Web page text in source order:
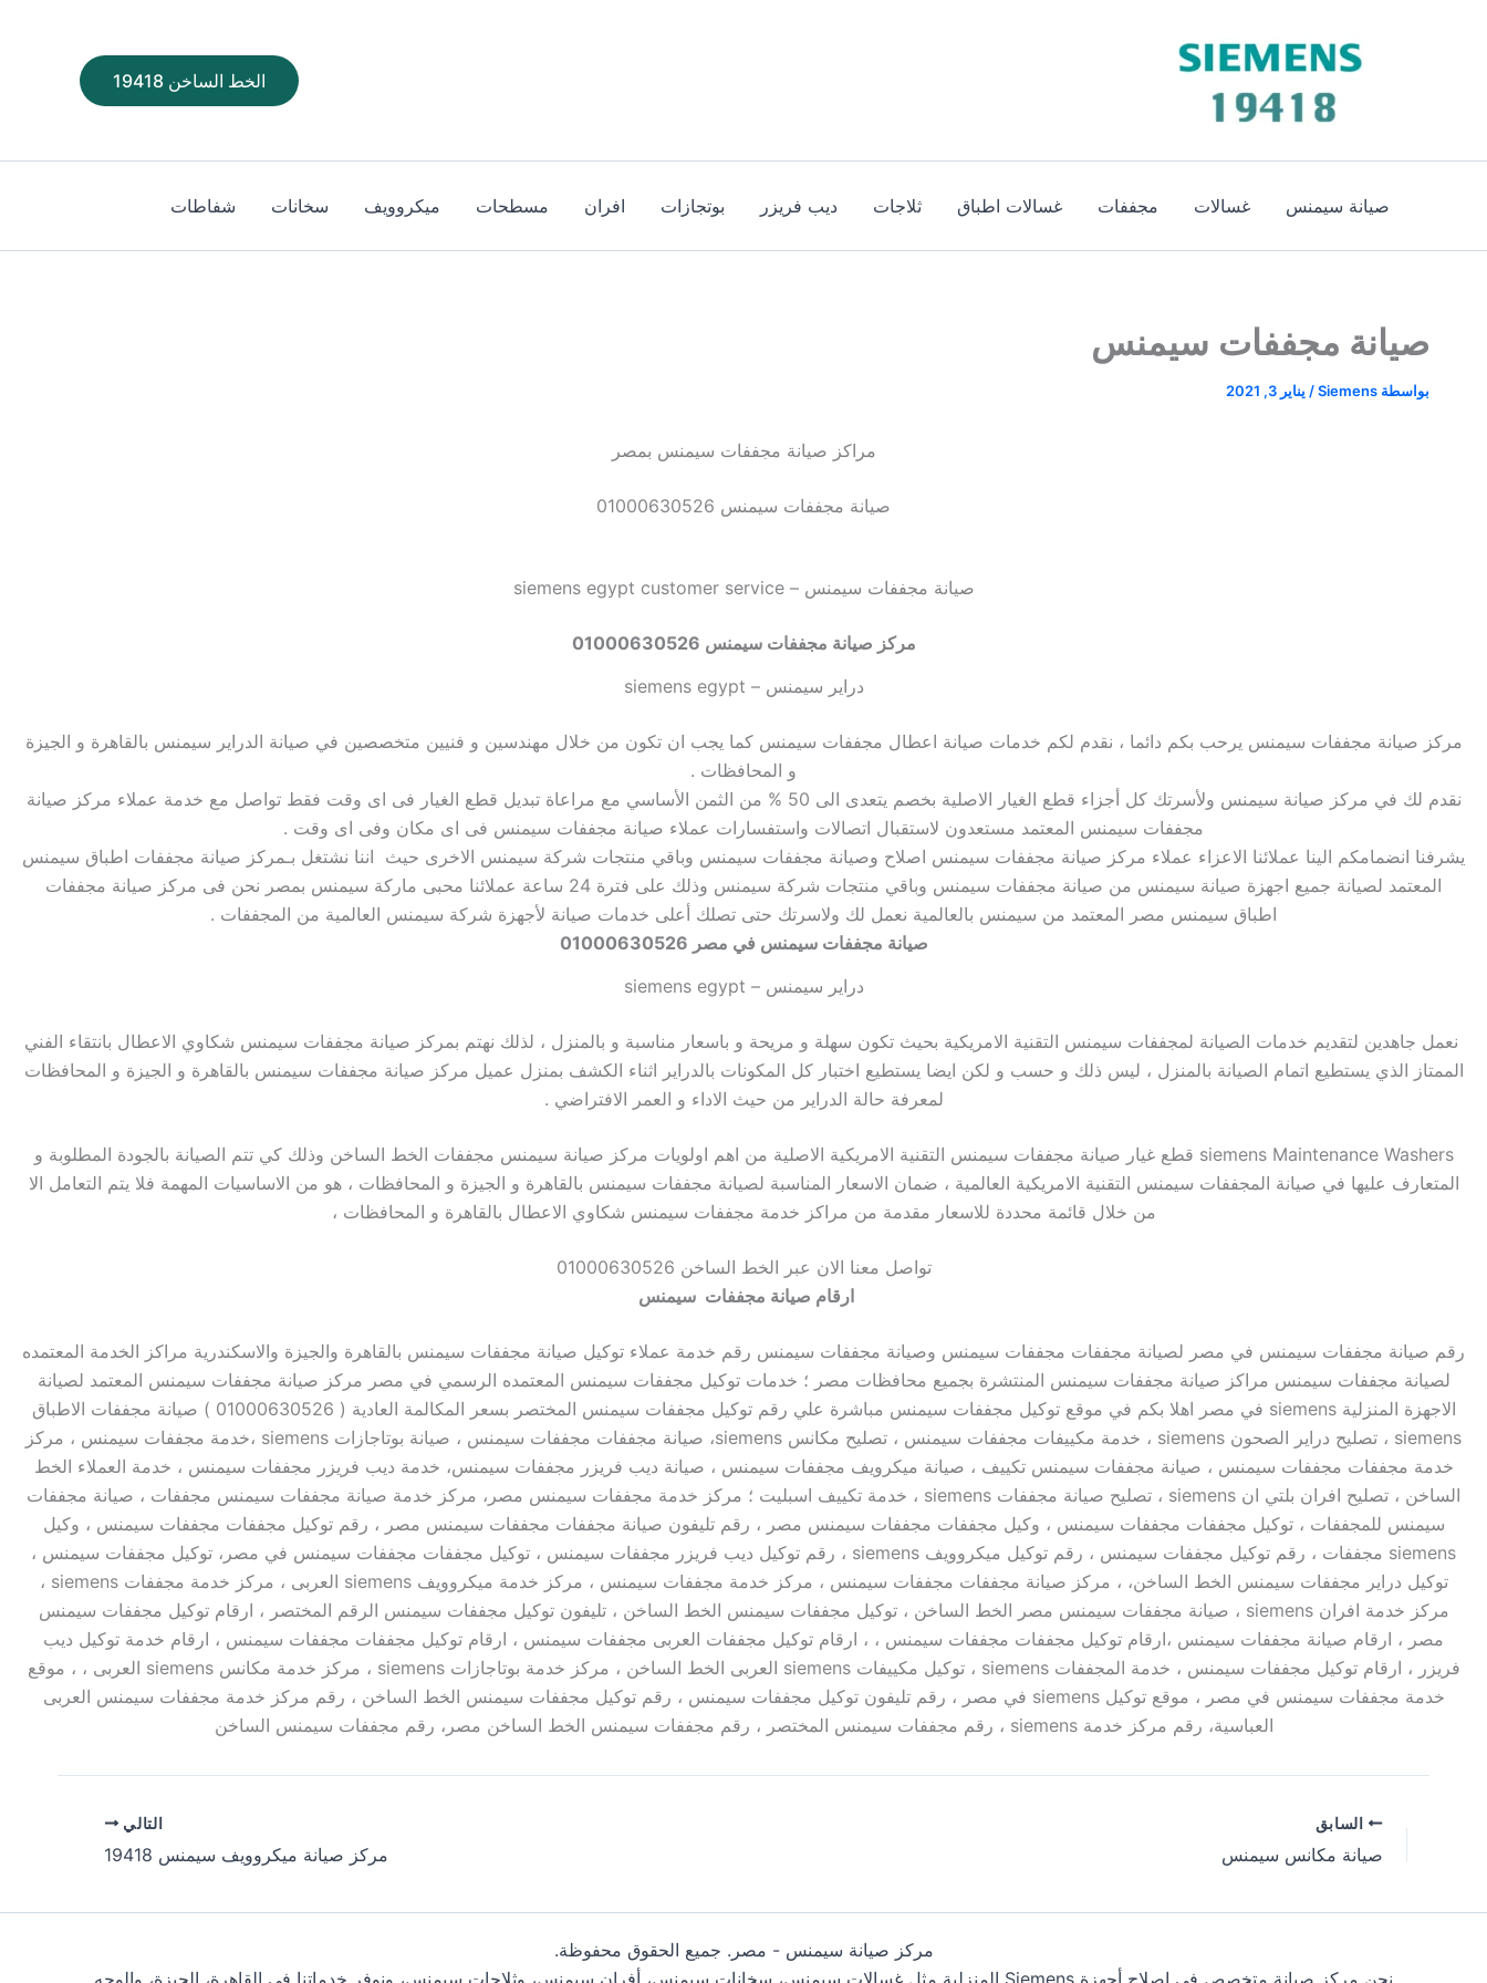
الخط الساخن 19418
صيانة سيمنس غسالات مجففات غسالات اطباق ثلاجات ديب فريزر بوتجازات افران مسطحات ميكروويف سخانات شفاطات
صيانة مجففات سيمنس
بواسطة Siemens
/ يناير 3, 2021
مراكز صيانة مجففات سيمنس بمصر
صيانة مجففات سيمنس 01000630526
صيانة مجففات سيمنس – siemens egypt customer service
مركز صيانة مجففات سيمنس 01000630526
دراير سيمنس – siemens egypt
مركز صيانة مجففات سيمنس يرحب بكم دائما ، نقدم لكم خدمات صيانة اعطال مجففات سيمنس كما يجب ان تكون من خلال مهندسين و فنيين متخصصين في صيانة الدراير سيمنس بالقاهرة و الجيزة
و المحافظات .
نقدم لك في مركز صيانة سيمنس ولأسرتك كل أجزاء قطع الغيار الاصلية بخصم يتعدى الى 50 % من الثمن الأساسي مع مراعاة تبديل قطع الغيار فى اى وقت فقط تواصل مع خدمة عملاء مركز صيانة
مجففات سيمنس المعتمد مستعدون لاستقبال اتصالات واستفسارات عملاء صيانة مجففات سيمنس فى اى مكان وفى اى وقت .
يشرفنا انضمامكم الينا عملائنا الاعزاء عملاء مركز صيانة مجففات سيمنس اصلاح وصيانة مجففات سيمنس وباقي منتجات شركة سيمنس الاخرى حيث اننا نشتغل بـمركز صيانة مجففات اطباق سيمنس
المعتمد لصيانة جميع اجهزة صيانة سيمنس من صيانة مجففات سيمنس وباقي منتجات شركة سيمنس وذلك على فترة 24 ساعة عملائنا محبى ماركة سيمنس بمصر نحن فى مركز صيانة مجففات
اطباق سيمنس مصر المعتمد من سيمنس بالعالمية نعمل لك ولاسرتك حتى تصلك أعلى خدمات صيانة لأجهزة شركة سيمنس العالمية من المجففات .
صيانة مجففات سيمنس في مصر 01000630526
دراير سيمنس – siemens egypt
نعمل جاهدين لتقديم خدمات الصيانة لمجففات سيمنس التقنية الامريكية بحيث تكون سهلة و مريحة و باسعار مناسبة و بالمنزل ، لذلك نهتم بمركز صيانة مجففات سيمنس شكاوي الاعطال بانتقاء الفني
الممتاز الذي يستطيع اتمام الصيانة بالمنزل ، ليس ذلك و حسب و لكن ايضا يستطيع اختبار كل المكونات بالدراير اثناء الكشف بمنزل عميل مركز صيانة مجففات سيمنس بالقاهرة و الجيزة و المحافظات
لمعرفة حالة الدراير من حيث الاداء و العمر الافتراضي .
siemens Maintenance Washers قطع غيار صيانة مجففات سيمنس التقنية الامريكية الاصلية من اهم اولويات مركز صيانة سيمنس مجففات الخط الساخن وذلك كي تتم الصيانة بالجودة المطلوبة و
المتعارف عليها في صيانة المجففات سيمنس التقنية الامريكية العالمية ، ضمان الاسعار المناسبة لصيانة مجففات سيمنس بالقاهرة و الجيزة و المحافظات ، هو من الاساسيات المهمة فلا يتم التعامل الا
من خلال قائمة محددة للاسعار مقدمة من مراكز خدمة مجففات سيمنس شكاوي الاعطال بالقاهرة و المحافظات ،
تواصل معنا الان عبر الخط الساخن 01000630526
ارقام صيانة مجففات سيمنس
رقم صيانة مجففات سيمنس في مصر لصيانة مجففات مجففات سيمنس وصيانة مجففات سيمنس رقم خدمة عملاء توكيل صيانة مجففات سيمنس بالقاهرة والجيزة والاسكندرية مراكز الخدمة المعتمده
لصيانة مجففات سيمنس مراكز صيانة مجففات سيمنس المنتشرة بجميع محافظات مصر ؛ خدمات توكيل مجففات سيمنس المعتمده الرسمي في مصر مركز صيانة مجففات سيمنس المعتمد لصيانة
الاجهزة المنزلية siemens في مصر اهلا بكم في موقع توكيل مجففات سيمنس مباشرة علي رقم توكيل مجففات سيمنس المختصر بسعر المكالمة العادية ( 01000630526 ) صيانة مجففات الاطباق
siemens ، تصليح دراير الصحون siemens ، خدمة مكييفات مجففات سيمنس ، تصليح مكانس siemens، صيانة مجففات مجففات سيمنس ، صيانة بوتاجازات siemens ،خدمة مجففات سيمنس ، مركز
خدمة مجففات مجففات سيمنس ، صيانة مجففات سيمنس تكييف ، صيانة ميكرويف مجففات سيمنس ، صيانة ديب فريزر مجففات سيمنس، خدمة ديب فريزر مجففات سيمنس ، خدمة العملاء الخط
الساخن ، تصليح افران بلتي ان siemens ، تصليح صيانة مجففات siemens ، خدمة تكييف اسبليت ؛ مركز خدمة مجففات سيمنس مصر، مركز خدمة صيانة مجففات سيمنس مجففات ، صيانة مجففات
سيمنس للمجففات ، توكيل مجففات مجففات سيمنس ، وكيل مجففات مجففات سيمنس مصر ، رقم تليفون صيانة مجففات مجففات سيمنس مصر ، رقم توكيل مجففات مجففات سيمنس ، وكيل
siemens مجففات ، رقم توكيل مجففات سيمنس ، رقم توكيل ميكروويف siemens ، رقم توكيل ديب فريزر مجففات سيمنس ، توكيل مجففات مجففات سيمنس في مصر، توكيل مجففات سيمنس ،
توكيل دراير مجففات سيمنس الخط الساخن، ، مركز صيانة مجففات مجففات سيمنس ، مركز خدمة مجففات سيمنس ، مركز خدمة ميكروويف siemens العربى ، مركز خدمة مجففات siemens ،
مركز خدمة افران siemens ، صيانة مجففات سيمنس مصر الخط الساخن ، توكيل مجففات سيمنس الخط الساخن ، تليفون توكيل مجففات سيمنس الرقم المختصر ، ارقام توكيل مجففات سيمنس
مصر ، ارقام صيانة مجففات سيمنس ،ارقام توكيل مجففات مجففات سيمنس ، ، ارقام توكيل مجففات العربى مجففات سيمنس ، ارقام توكيل مجففات مجففات سيمنس ، ارقام خدمة توكيل ديب
فريزر ، ارقام توكيل مجففات سيمنس ، خدمة المجففات siemens ، توكيل مكييفات siemens العربى الخط الساخن ، مركز خدمة بوتاجازات siemens ، مركز خدمة مكانس siemens العربى ، ، موقع
خدمة مجففات سيمنس في مصر ، موقع توكيل siemens في مصر ، رقم تليفون توكيل مجففات سيمنس ، رقم توكيل مجففات سيمنس الخط الساخن ، رقم مركز خدمة مجففات سيمنس العربى
العباسية، رقم مركز خدمة siemens ، رقم مجففات سيمنس المختصر ، رقم مجففات سيمنس الخط الساخن مصر، رقم مجففات سيمنس الساخن
السابق
صيانة مكانس سيمنس
التالي
مركز صيانة ميكروويف سيمنس 19418
مركز صيانة سيمنس - مصر. جميع الحقوق محفوظة.